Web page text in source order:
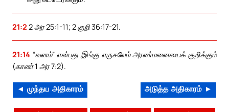
21:2 2 அர 25:1-11; 2 குறி 36:17-21.
21:14 “வனம்” என்பது இங்கு எருசலேம் அரண்மனையைக் குறிக்கும்
(காண் 1 அர 7:2).
◄ முந்தய அதிகாரம் அடுத்த அதிகாரம் ►